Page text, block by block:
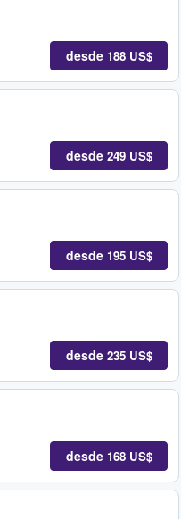
desde 188 US$
desde 249 US$
desde 195 US$
desde 235 US$
desde 168 US$